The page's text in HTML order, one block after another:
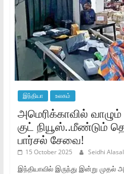
இந்தியா உலகம்
அமெரிக்காவில்
குட் நியூஸ்..மீண்டும்
பார்சல் சேவை!
15 October 2025 Seidhi Alasal
இந்தியாவில் இருந்து இன்று முதல்